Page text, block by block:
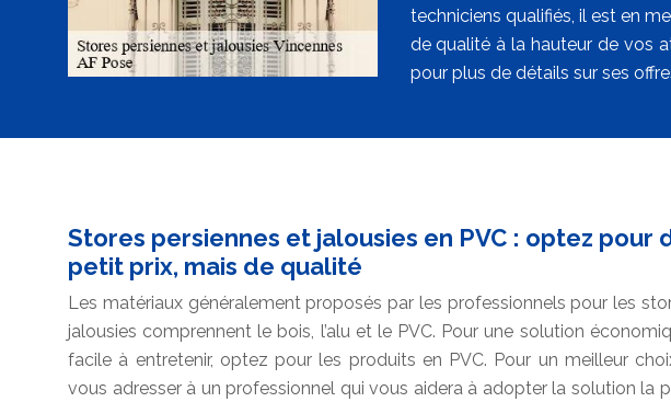
techniciens qualifiés, il est en
de qualité à la hauteur de vos
pour plus de détails sur ses
Stores persiennes et jalousies en PVC : optez pour
petit prix, mais de qualité
Les matériaux généralement proposés par les professionnels pour les
jalousies comprennent le bois, l’alu et le PVC. Pour une solution
facile à entretenir, optez pour les produits en PVC. Pour un meilleur
vous adresser à un professionnel qui vous aidera à adopter la solution la